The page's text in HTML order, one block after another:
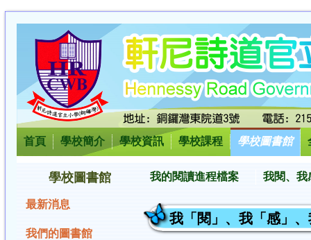
首頁 學校簡介 學校資訊 學校課程 學校圖書館
學校圖書館
最新消息
我們的圖書館
我的閱讀進程檔案 我閱、我
我「閱」、我「感」